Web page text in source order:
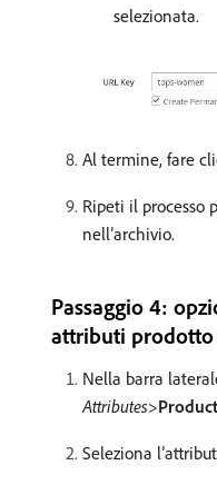
selezionata.
Al termine, fare
Ripeti il processo
nell’archivio.
Passaggio 4:
attributi
Nella barra
Attributes>Product
Seleziona